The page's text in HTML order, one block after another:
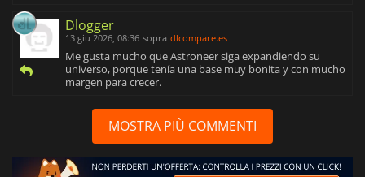
Dlogger
13 giu 2026, 08:36 sopra dlcompare.es
Me gusta mucho que Astroneer siga expandiendo su
universo, porque tenía una base muy bonita y con mucho
margen para crecer.
MOSTRA PIÙ COMMENTI